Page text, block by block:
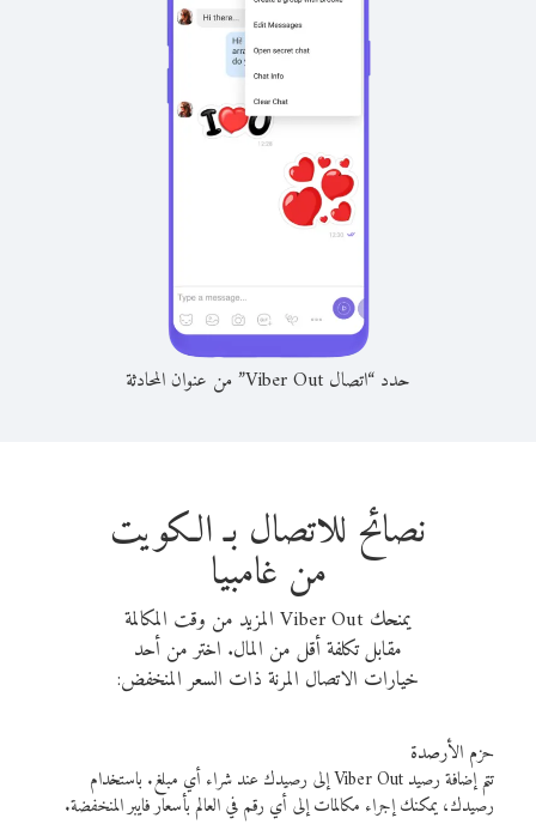
حدد “اتصال Viber Out” من عنوان المحادثة
نصائح للاتصال بـ الكويت
من غامبيا
يمنحك Viber Out المزيد من وقت المكالمة
مقابل تكلفة أقل من المال. اختر من أحد
خيارات الاتصال المرنة ذات السعر المنخفض:
حزم الأرصدة
تتم إضافة رصيد Viber Out إلى رصيدك عند شراء أي مبلغ. باستخدام
رصيدك، يمكنك إجراء مكالمات إلى أي رقم في العالم بأسعار فايبر المنخفضة.